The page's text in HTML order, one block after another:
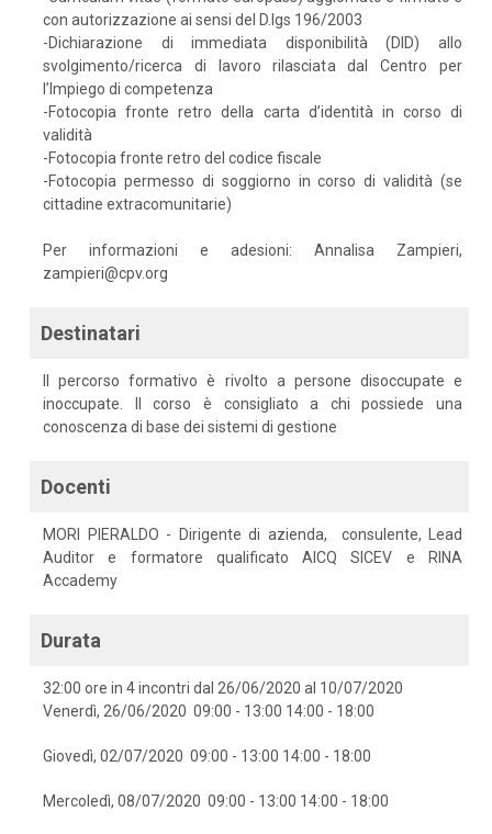
con autorizzazione ai sensi del D.lgs 196/2003
-Dichiarazione di immediata disponibilità (DID) allo
svolgimento/ricerca di lavoro rilasciata dal Centro per
l’Impiego di competenza
-Fotocopia fronte retro della carta d’identità in corso di
validità
-Fotocopia fronte retro del codice fiscale
-Fotocopia permesso di soggiorno in corso di validità (se
cittadine extracomunitarie)
Per informazioni e adesioni: Annalisa Zampieri,
zampieri@cpv.org
Destinatari
Il percorso formativo è rivolto a persone disoccupate e
inoccupate. Il corso è consigliato a chi possiede una
conoscenza di base dei sistemi di gestione
Docenti
MORI PIERALDO - Dirigente di azienda, consulente, Lead
Auditor e formatore qualificato AICQ SICEV e RINA
Accademy
Durata
32:00 ore in 4 incontri dal 26/06/2020 al 10/07/2020
Venerdì, 26/06/2020 09:00 - 13:00 14:00 - 18:00
Giovedì, 02/07/2020 09:00 - 13:00 14:00 - 18:00
Mercoledì, 08/07/2020 09:00 - 13:00 14:00 - 18:00